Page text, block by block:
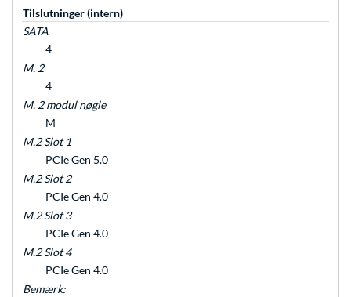
Tilslutninger (intern)
SATA
4
M. 2
4
M. 2 modul nøgle
M
M.2 Slot 1
PCIe Gen 5.0
M.2 Slot 2
PCIe Gen 4.0
M.2 Slot 3
PCIe Gen 4.0
M.2 Slot 4
PCIe Gen 4.0
Bemærk: